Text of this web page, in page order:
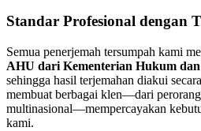
Standar Profesional dengan
Semua penerjemah tersumpah kami
AHU dari Kementerian Hukum
sehingga hasil terjemahan diakui
membuat berbagai klen—dari
multinasional—mempercayakan
kami.